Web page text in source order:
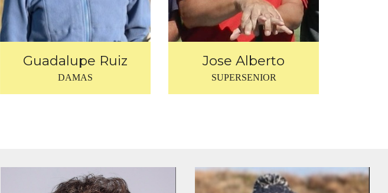
Guadalupe Ruiz
DAMAS
Jose Alberto
SUPERSENIOR